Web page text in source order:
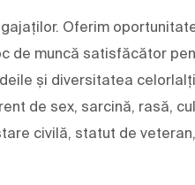
Oferim
de muncă satisfăcător
și diversitatea
de sex, sarcină, rasă,
civilă, statut de